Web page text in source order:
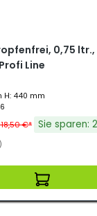
0,75 ltr.,
Line
H: 440 mm
18,50 €* Sie sparen: